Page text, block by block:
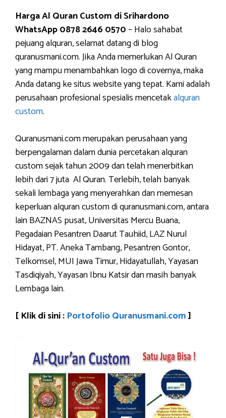
Harga Al Quran Custom di Srihardono
WhatsApp 0878 2646 0570– Halo sahabat
pejuang alquran, selamat datang di blog
quranusmani.com. Jika Anda memerlukan Al Quran
yang mampu menambahkan logo di covernya, maka
Anda datang ke situs website yang tepat. Kami adalah
perusahaan profesional spesialis mencetakalquran
custom.
Quranusmani.com merupakan perusahaan yang
berpengalaman dalam dunia percetakan alquran
custom sejak tahun 2009 dan telah menerbitkan
lebih dari 7 juta Al Quran. Terlebih, telah banyak
sekali lembaga yang menyerahkan dan memesan
keperluan alquran custom di quranusmani.com, antara
lain BAZNAS pusat, Universitas Mercu Buana,
Pegadaian Pesantren Daarut Tauhiid, LAZ Nurul
Hidayat, PT. Aneka Tambang, Pesantren Gontor,
Telkomsel, MUI Jawa Timur, Hidayatullah, Yayasan
Tasdiqiyah, Yayasan Ibnu Katsir dan masih banyak
Lembaga lain.
[ Klik di sini : Portofolio Quranusmani.com]